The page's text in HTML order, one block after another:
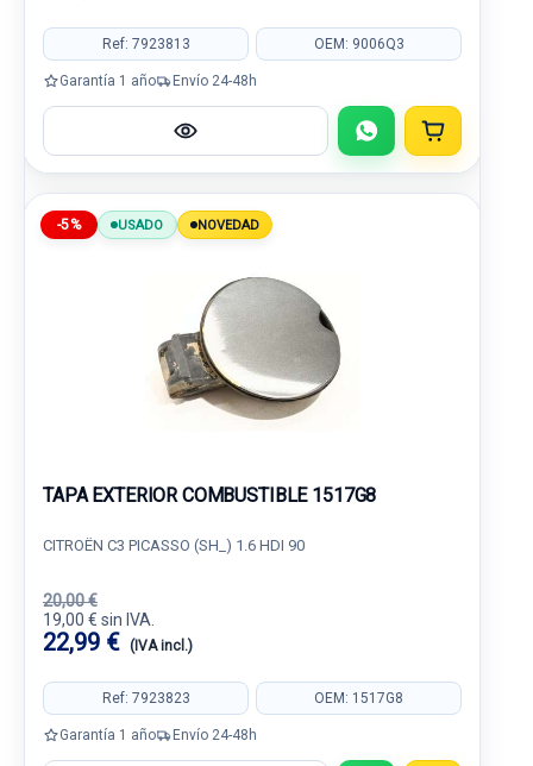
Ref: 7923813 OEM: 9006Q3
Garantía 1 año Envío 24-48h
-5% USADO NOVEDAD
TAPA EXTERIOR COMBUSTIBLE 1517G8
CITROËN C3 PICASSO (SH_) 1.6 HDI 90
20,00 €
19,00 € sin IVA.
22,99 € (IVA incl.)
Ref: 7923823 OEM: 1517G8
Garantía 1 año Envío 24-48h